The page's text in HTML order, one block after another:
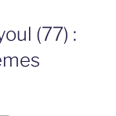
(77) :